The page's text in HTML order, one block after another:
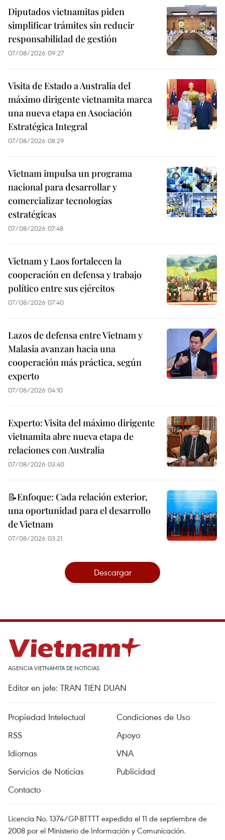
Diputados vietnamitas piden
simplificar trámites sin reducir
responsabilidad de gestión
07/08/2026 09:27
Visita de Estado a Australia del
máximo dirigente vietnamita marca
una nueva etapa en Asociación
Estratégica Integral
07/08/2026 08:29
Vietnam impulsa un programa
nacional para desarrollar y
comercializar tecnologías
estratégicas
07/08/2026 07:48
Vietnam y Laos fortalecen la
cooperación en defensa y trabajo
político entre sus ejércitos
07/08/2026 07:40
Lazos de defensa entre Vietnam y
Malasia avanzan hacia una
cooperación más práctica, según
experto
07/08/2026 04:10
Experto: Visita del máximo dirigente
vietnamita abre nueva etapa de
relaciones con Australia
07/08/2026 03:40
📝Enfoque: Cada relación exterior,
una oportunidad para el desarrollo
de Vietnam
07/08/2026 03:21
Descargar
AGENCIA VIETNAMITA DE NOTICIAS
Editor en jefe: TRAN TIEN DUAN
Propiedad Intelectual
Condiciones de Uso
RSS
Apoyo
Idiomas
VNA
Servicios de Noticias
Publicidad
Contacto
Licencia No. 1374/GP-BTTTT expedida el 11 de septiembre de
2008 por el Ministerio de Información y Comunicación.